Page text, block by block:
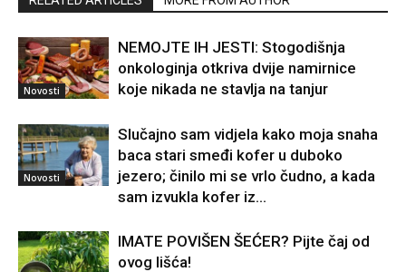
Novosti
NEMOJTE IH JESTI: Stogodišnja
onkologinja otkriva dvije namirnice
koje nikada ne stavlja na tanjur
Novosti
Slučajno sam vidjela kako moja snaha
baca stari smeđi kofer u duboko
jezero; činilo mi se vrlo čudno, a kada
sam izvukla kofer iz...
IMATE POVIŠEN ŠEĆER? Pijte čaj od
ovog lišća!